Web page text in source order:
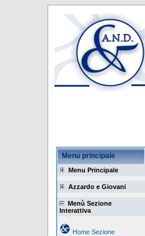
Menu principale
Menu Principale
Azzardo e Giovani
Menù Sezione
Interattiva
Home Sezione